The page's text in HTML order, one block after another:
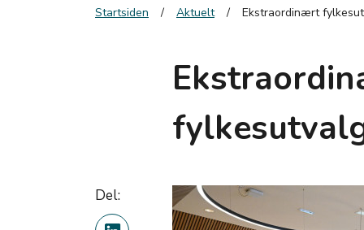
Startsiden Aktuelt Ekstraordinært
Del: